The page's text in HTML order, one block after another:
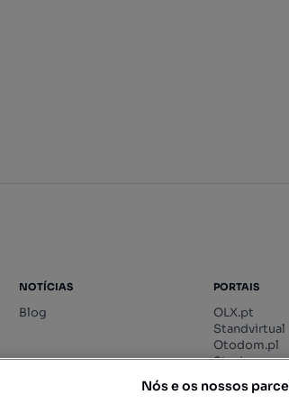
NOTÍCIAS
Blog
PORTAIS
OLX.pt
Standvirtual
Otodom.pl
Storia.ro
Nós e os nossos